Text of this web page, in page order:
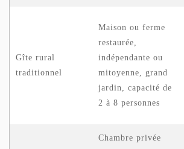
Gîte rural
traditionnel
Maison ou ferme
restaurée,
indépendante ou
mitoyenne, grand
jardin, capacité de
2 à 8 personnes
Chambre privée